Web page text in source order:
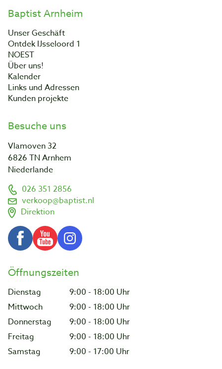
Baptist Arnheim
Unser Geschäft
Ontdek IJsseloord 1
NOEST
Über uns!
Kalender
Links und Adressen
Kunden projekte
Besuche uns
Vlamoven 32
6826 TN Arnhem
Niederlande
026 351 2856
verkoop@baptist.nl
Direktion
Öffnungszeiten
Dienstag
9:00 - 18:00 Uhr
Mittwoch
9:00 - 18:00 Uhr
Donnerstag
9:00 - 18:00 Uhr
Freitag
9:00 - 18:00 Uhr
Samstag
9:00 - 17:00 Uhr